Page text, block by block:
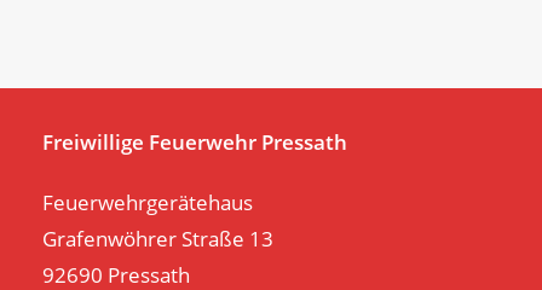
Freiwillige Feuerwehr Pressath
Feuerwehrgerätehaus
Grafenwöhrer Straße 13
92690 Pressath